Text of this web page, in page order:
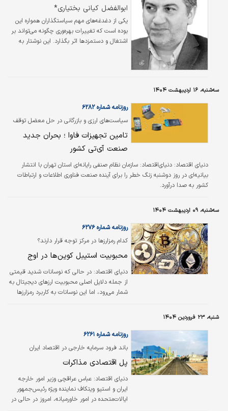
صلاحیت اپراتورها به درستی بررسی نشده است.
ابوالفضل کیانی بختیاری*
یکی از دغدغه‌های مهم سیاستگذاران همواره این
بوده است که تغییرات بهره‌وری چگونه می‌تواند بر
اشتغال و دستمزدها اثر بگذارد. این نوشتار به
سه‌شنبه، ۱۶ اردیبهشت ۱۴۰۴
سیاست‏‏‌های ارزی و بازرگانی در حل معضل توقف
ثبت‌سفارش‌ها نقش کلیدی دارند؛
روزنامه شماره ۶۲۸۲
تامین تجهیزات فاوا ؛ بحران جدید
صنعت آی‏‏‌تی کشور
دنیای اقتصاد: دنیای‌اقتصاد: سازمان نظام صنفی رایانه‌‌‌ای استان تهران با انتشار
بیانیه‌‌‌ای در روز دوشنبه زنگ خطر را برای آینده صنعت فناوری اطلاعات و ارتباطات
کشور به صدا درآورد.
سه‌شنبه، ۰۹ اردیبهشت ۱۴۰۴
کدام رمزارزها در مرکز توجه قرار دارند؟
روزنامه شماره ۶۲۷۶
محبوبیت استیبل کوین‏‌ها در اوج
دنیای اقتصاد: در حالی که نوسانات شدید قیمتی
از جمله دلایل اصلی محبوبیت ارز‌‌های دیجیتال به
شمار می‌رود، اما این نوسانات به کاربرد رمزارز‌‌ها
شنبه، ۲۳ فروردین ۱۴۰۴
باند فرود سرمایه‌ خارجی در اقتصاد ایران
کجاست؟
روزنامه شماره ۶۲۶۱
پل اقتصادی مذاکرات
دنیای اقتصاد: عباس عراقچی وزیر امور خارجه
ایران و استیو ویتکاف نماینده ویژه رئیس‌جمهور
ایالات‌متحده در امور خاورمیانه، امروز در حالی در